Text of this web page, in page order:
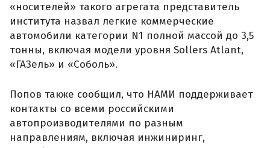
«носителей» такого агрегата представитель
института назвал легкие коммерческие
автомобили категории N1 полной массой до 3,5
тонны, включая модели уровня Sollers Atlant,
«ГАЗель» и «Соболь».
Попов также сообщил, что НАМИ поддерживает
контакты со всеми российскими
автопроизводителями по разным
направлениям, включая инжиниринг,